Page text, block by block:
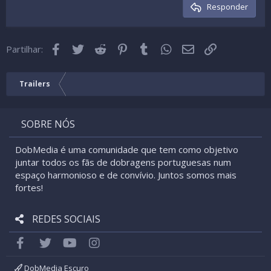
26
Trebuchet MS
Cabeçalho 3Responder
Partilhar: Facebook
Twitter Reddit Pinterest
Tumblr WhatsApp
Email
Trailers
SOBRE NÓS
DobMedia é uma comunidade que tem como objetivo
juntar todos os fãs de dobragens portuguesas num
espaço harmonioso e de convívio. Juntos somos mais
fortes!
REDES SOCIAIS
FacebookTwitter youtube
DobMedia Escuro